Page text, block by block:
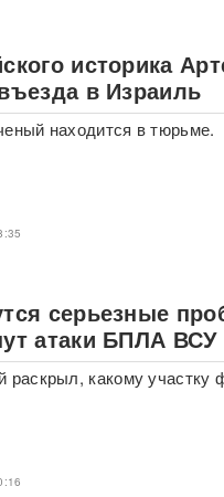
историка
в Израиль
находится в тюрьме.
серьезные
атаки БПЛА ВСУ
раскрыл, какому